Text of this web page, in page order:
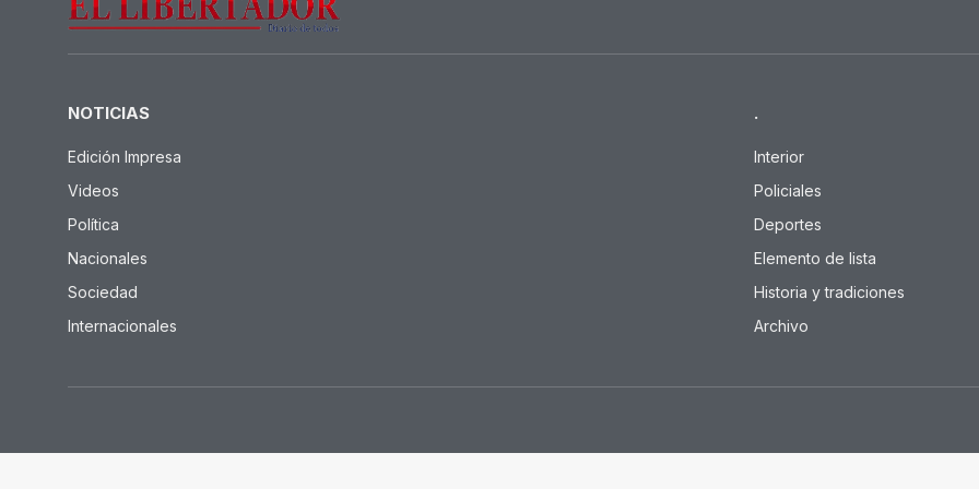
NOTICIAS
Edición Impresa
Videos
Política
Nacionales
Sociedad
Internacionales
.
Interior
Policiales
Deportes
Elemento de lista
Historia y tradiciones
Archivo